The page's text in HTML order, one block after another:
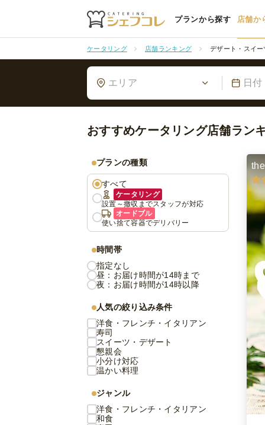
プランから探す 店舗か
ケータリング 店舗ランキング デザート・スイ
エリア 日付
おすすめケータリング店舗ラン
プランの種類
すべて
ケータリング
設置～撤収までスタッフが対応
オードブル
使い捨て容器でデリバリー
時間帯
指定なし
昼：お届け時間が14時まで
夜：お届け時間が14時以降
人気の絞り込み条件
洋食・フレンチ・イタリアン
寿司
スイーツ・デザート
懇親会
小分け対応
温かい料理
ジャンル
洋食・フレンチ・イタリアン
和食